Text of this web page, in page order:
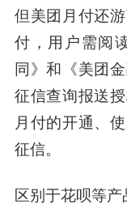
但美团月付还
付，用户需阅
同》和《美团
征信查询报送授
月付的开通、
征信。
区别于花呗等产